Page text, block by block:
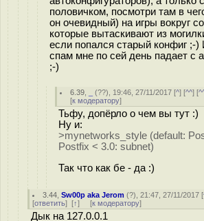
половичком, посмотри там в
он очевидный) на игры вокруг
которые вытаскивают из
если попался старый конфиг ;-
спам мне по сей день падает с
;-)
6.39 (??), 19:46, 27/11/2017 [^] [^^] [
[к модератору]
Тьфу, допёрло о чем вы тут :)
Ну и:
>mynetworks_style (default:
Postfix < 3.0: subnet)
Так что как бе - да :)
3.44 ,Sw00p aka Jerom (?), 21:47, 27/11/2017 [
[ответить] [↑] [к модератору]
Дык на 127.0.0.1